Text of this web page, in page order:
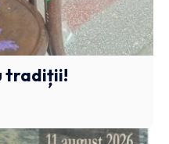
tradiții!